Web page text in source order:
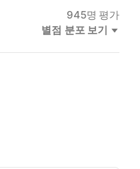
945명 평가
별점 분포 보기